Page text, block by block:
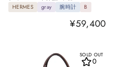
HERMES gray 腕時計 B
¥59,400
SOLD OUT
0